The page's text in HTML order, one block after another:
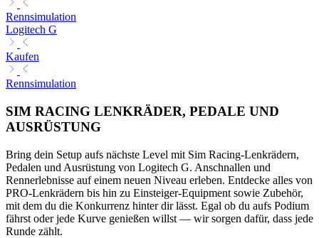
Rennsimulation
Logitech G
Kaufen
Rennsimulation
SIM RACING LENKRÄDER, PEDALE UND
AUSRÜSTUNG
Bring dein Setup aufs nächste Level mit Sim Racing-Lenkrädern,
Pedalen und Ausrüstung von Logitech G. Anschnallen und
Rennerlebnisse auf einem neuen Niveau erleben. Entdecke alles von
PRO-Lenkrädern bis hin zu Einsteiger-Equipment sowie Zubehör,
mit dem du die Konkurrenz hinter dir lässt. Egal ob du aufs Podium
fährst oder jede Kurve genießen willst — wir sorgen dafür, dass jede
Runde zählt.